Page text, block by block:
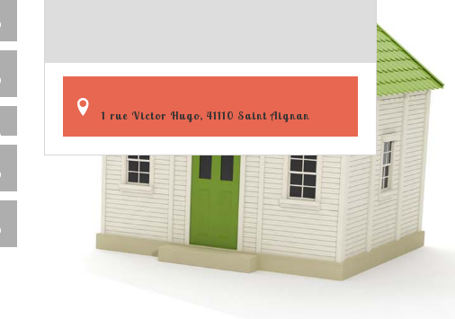
1 rue Victor Hugo, 41110 Saint Aignan